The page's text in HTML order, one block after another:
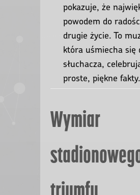
pokazuje, że
powodem do
drugie życie. To
która uśmiecha się
słuchacza,
proste, piękne fakty.
Wymiar
triumfu